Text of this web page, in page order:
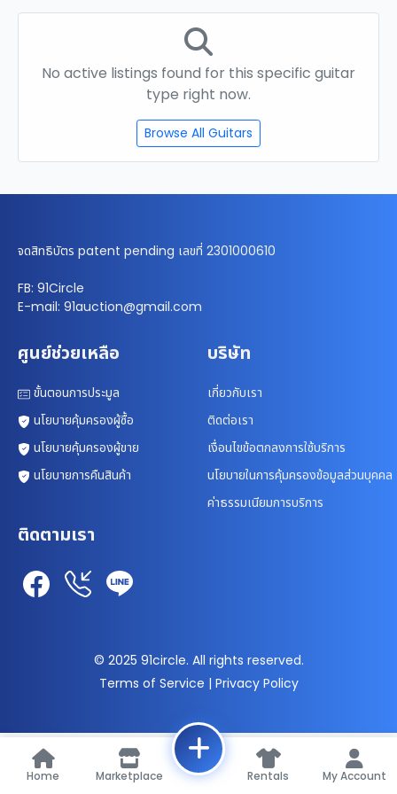
No active listings found for this specific guitar
type right now.
Browse All Guitars
จดสิทธิบัตร patent pending เลขที่ 2301000610
FB: 91Circle
E-mail: 91auction@gmail.com
ศูนย์ช่วยเหลือ
ขั้นตอนการประมูล
นโยบายคุ้มครองผู้ซื้อ
นโยบายคุ้มครองผู้ขาย
นโยบายการคืนสินค้า
บริษัท
เกี่ยวกับเรา
ติดต่อเรา
เงื่อนไขข้อตกลงการใช้บริการ
นโยบายในการคุ้มครองข้อมูลส่วนบุคคล
ค่าธรรมเนียมการบริการ
ติดตามเรา
© 2025 91circle. All rights reserved.
Terms of Service | Privacy Policy
Home Marketplace Rentals My Account